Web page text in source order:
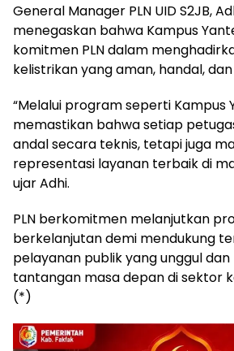
General Manager PLN UID S2JB,
menegaskan bahwa Kampus
komitmen PLN dalam
kelistrikan yang aman, handal,
“Melalui program seperti Kampus
memastikan bahwa setiap
andal secara teknis, tetapi juga
representasi layanan terbaik di
ujar Adhi.
PLN berkomitmen melanjutkan
berkelanjutan demi mendukung
pelayanan publik yang unggul
tantangan masa depan di sektor
(*)